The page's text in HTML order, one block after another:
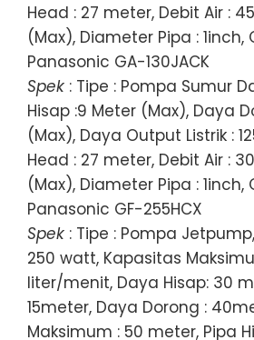
Head : 27 meter, Debit Air :
(Max), Diameter Pipa : 1inch,
Panasonic GA-130JACK
Spek : Tipe : Pompa Sumur
Hisap :9 Meter (Max), Daya
(Max), Daya Output Listrik :
Head : 27 meter, Debit Air :
(Max), Diameter Pipa : 1inch,
Panasonic GF-255HCX
Spek : Tipe : Pompa
250 watt, Kapasitas
liter/menit, Daya Hisap: 30
15meter, Daya Dorong :
Maksimum : 50 meter, Pipa